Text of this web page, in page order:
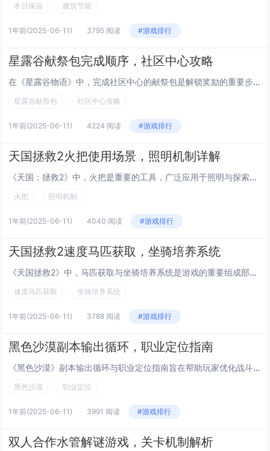
冬日保温 建筑节能
1年前(2025-06-11) 3795 阅读 #游戏排行
星露谷献祭包完成顺序，社区中心攻略
在《星露谷物语》中，完成社区中心的献祭包是解锁奖励的重要步骤。需要收集各类资源放入回收箱，逐步填满艺术馆、采矿展馆、钓鱼展馆等不同区域的献祭包。每个展馆都有特定要求，如矿石、鱼类或作物等。完成一个展馆后，可获得相应奖励，包括金钱、物品或特殊...
星露谷献祭包 社区中心攻略
1年前(2025-06-11) 4224 阅读 #游戏排行
天国拯救2火把使用场景，照明机制详解
《天国：拯救2》中，火把是重要的工具，广泛应用于照明与探索场景。在黑暗的洞穴、森林或夜间城镇环境中，火把提供必要的光源，帮助玩家看清周围环境，避免危险。其照明机制基于动态光影系统，火把光亮范围随距离衰减，模拟真实火焰效果。火把还可用于点燃其...
火把 照明机制
1年前(2025-06-11) 4040 阅读 #游戏排行
天国拯救2速度马匹获取，坐骑培养系统
《天国拯救2》中，马匹获取与坐骑培养系统是游戏的重要组成部分。玩家可通过多种方式获得马匹，如购买、完成任务奖励或在特定地点探索发现。每匹马拥有独特属性，包括速度、耐力和负重能力，影响 gameplay 体验。培养坐骑需投入时间和资源，通过喂...
速度马匹获取 坐骑培养系统
1年前(2025-06-11) 3788 阅读 #游戏排行
黑色沙漠副本输出循环，职业定位指南
《黑色沙漠》副本输出循环与职业定位指南旨在帮助玩家优化战斗效率和角色发展。游戏中不同职业各有特色，需明确自身定位以发挥最大潜力。输出循环涉及技能释放顺序与时机把握，合理搭配连招可大幅提升伤害。战士类职业注重高爆发输出，适合快速清理小怪或集火...
黑色沙漠 职业定位
1年前(2025-06-11) 3991 阅读 #游戏排行
双人合作水管解谜游戏，关卡机制解析